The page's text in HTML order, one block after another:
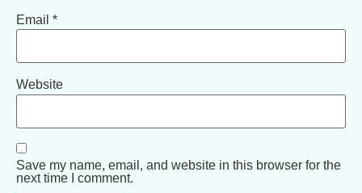
Email *
Website
Save my name, email, and website in this browser for the
next time I comment.